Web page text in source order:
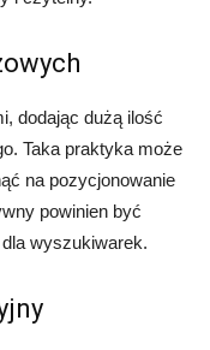
dodając dużą ilość
Taka praktyka może
na pozycjonowanie
powinien być
wyszukiwarek.